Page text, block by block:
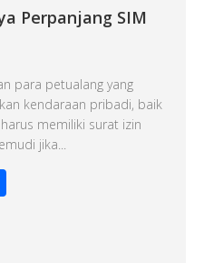
Perpanjang SIM
para petualang yang
kendaraan pribadi, baik
memiliki surat izin
jika...